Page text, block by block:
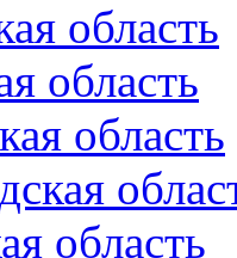
область
область
область
область